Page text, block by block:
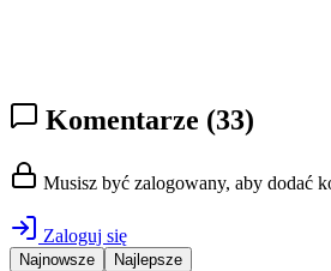
Komentarze (33)
Musisz być zalogowany, aby dodać
Zaloguj się
Najnowsze Najlepsze